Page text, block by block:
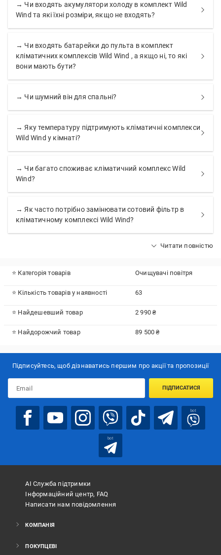
→ Чи входять акумулятори холоду в комплект Wild
Wind та які їхні розміри, якщо не входять?
→ Чи входять батарейки до пульта в комплект
кліматичних комплексів Wild Wind , а якщо ні, то які
вони мають бути?
→ Чи шумний він для спальні?
→ Яку температуру підтримують кліматичні комплекси
Wild Wind у кімнаті?
→ Чи багато споживає кліматичний комплекс Wild
Wind?
→ Як часто потрібно замінювати сотовий фільтр в
кліматичному комплексі Wild Wind?
Читати повністю
⭐ Категорія товарів Очищувачі повітря
⭐ Кількість товарів у наявності 63
⭐ Найдешевший товар 2 990 ₴
⭐ Найдорожчий товар 89 500 ₴
Підписуйтесь, щоб дізнаватись першим про акції та пропозиції
ПІДПИСАТИСЯ
bot
bot
АІ Служба підтримки
Інформаційний центр, FAQ
Написати нам повідомлення
КОМПАНІЯ
ПОКУПЦЕВІ